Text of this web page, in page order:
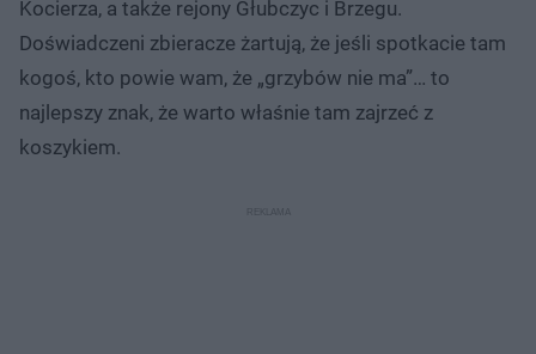
Kocierza, a także rejony Głubczyc i Brzegu.
Doświadczeni zbieracze żartują, że jeśli spotkacie tam
kogoś, kto powie wam, że „grzybów nie ma”… to
najlepszy znak, że warto właśnie tam zajrzeć z
koszykiem.